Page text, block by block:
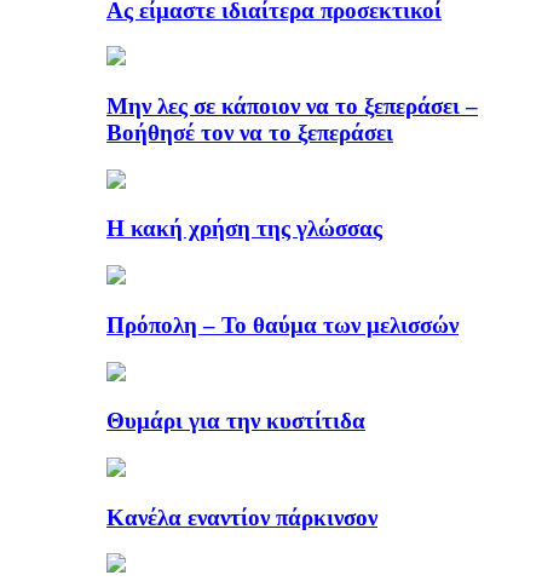
Ας είμαστε ιδιαίτερα προσεκτικοί
Μην λες σε κάποιον να το ξεπεράσει –
Βοήθησέ τον να το ξεπεράσει
Η κακή χρήση της γλώσσας
Πρόπολη – Το θαύμα των μελισσών
Θυμάρι για την κυστίτιδα
Κανέλα εναντίον πάρκινσον